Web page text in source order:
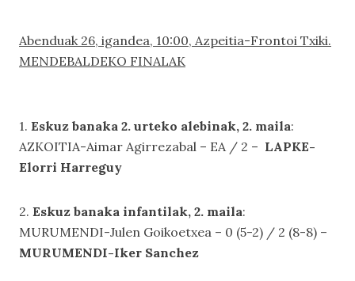
Abenduak 26, igandea, 10:00, Azpeitia-Frontoi Txiki.
MENDEBALDEKO FINALAK
1. Eskuz banaka 2. urteko alebinak, 2. maila:
AZKOITIA-Aimar Agirrezabal – EA / 2 – LAPKE-
Elorri Harreguy
2. Eskuz banaka infantilak, 2. maila:
MURUMENDI-Julen Goikoetxea – 0 (5-2) / 2 (8-8) –
MURUMENDI-Iker Sanchez